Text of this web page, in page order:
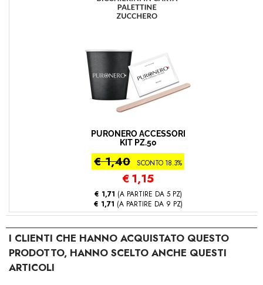
PURONERO ACCESSORI
KIT PZ.50
€ 1,40 SCONTO 18.3%
€ 1,15
€ 1,71 (A PARTIRE DA 5 PZ)
€ 1,71 (A PARTIRE DA 9 PZ)
I CLIENTI CHE HANNO ACQUISTATO QUESTO
PRODOTTO, HANNO SCELTO ANCHE QUESTI
ARTICOLI